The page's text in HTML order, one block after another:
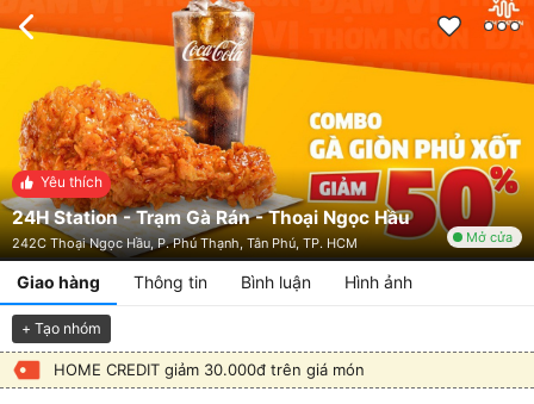
Yêu thích
24H Station - Trạm Gà Rán - Thoại Ngọc Hầu
242C Thoại Ngọc Hầu, P. Phú Thạnh, Tân Phú, TP. HCM Mở cửa
Giao hàng Thông tin Bình luận Hình ảnh
+ Tạo nhóm
HOME CREDIT giảm 30.000đ trên giá món